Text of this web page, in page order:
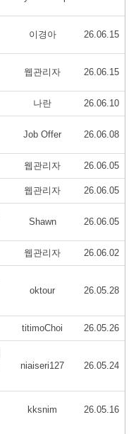
이경아 26.06.15
웹관리자 26.06.15
나란 26.06.10
Job Offer 26.06.08
웹관리자 26.06.05
웹관리자 26.06.05
Shawn 26.06.05
웹관리자 26.06.02
oktour 26.05.28
titimoChoi 26.05.26
niaiseri127 26.05.24
kksnim 26.05.16